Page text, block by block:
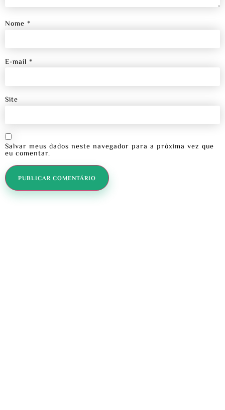
Nome *
E-mail *
Site
Salvar meus dados neste navegador para a próxima vez que
eu comentar.